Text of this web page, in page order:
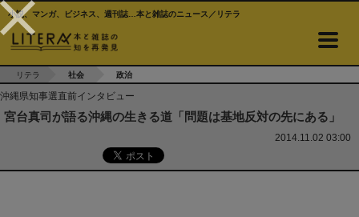
小説、マンガ、ビジネス、週刊誌…本と雑誌のニュース／リテラ
リテラ 社会 政治
沖縄県知事選直前インタビュー
宮台真司が語る沖縄の生きる道「問題は基地反対の先にある」
2014.11.02 03:00